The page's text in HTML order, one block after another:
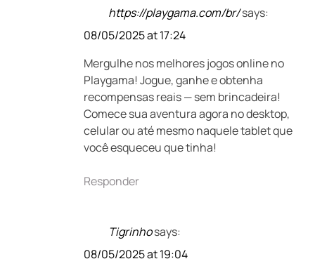
https://playgama.com/br/says:
08/05/2025 at 17:24
Mergulhe nos melhores jogos online no
Playgama! Jogue, ganhe e obtenha
recompensas reais — sem brincadeira!
Comece sua aventura agora no desktop,
celular ou até mesmo naquele tablet que
você esqueceu que tinha!
Responder
Tigrinhosays:
08/05/2025 at 19:04